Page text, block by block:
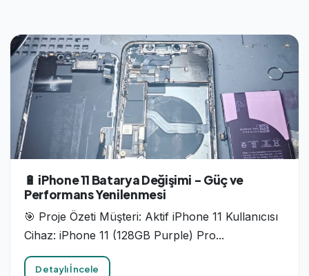
🔋 iPhone 11 Batarya Değişimi - Güç ve
Performans Yenilenmesi
🎯 Proje Özeti Müşteri: Aktif iPhone 11 Kullanıcısı
Cihaz: iPhone 11 (128GB Purple) Pro...
Detaylı İncele